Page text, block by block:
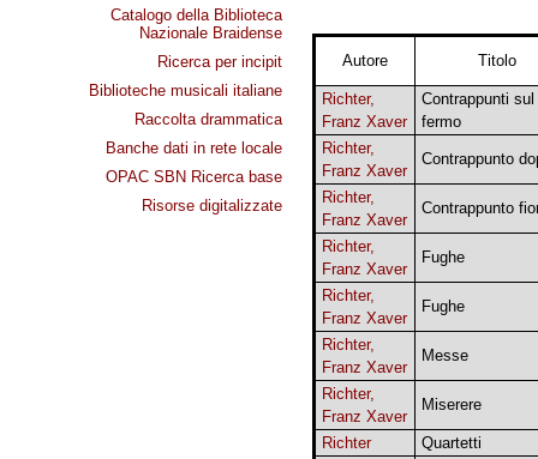
Catalogo della Biblioteca
Nazionale Braidense
Ricerca per incipit
Biblioteche musicali italiane
Raccolta drammatica
Banche dati in rete locale
OPAC SBN Ricerca base
Risorse digitalizzate
Autore Titolo
Richter,
Franz Xaver
Contrappunti
fermo
Richter,
Franz Xaver
Contrappunto
Richter,
Franz Xaver
Contrappunto
Richter,
Franz Xaver
Fughe
Richter,
Franz Xaver
Fughe
Richter,
Franz Xaver
Messe
Richter,
Franz Xaver
Miserere
Richter
Quartetti